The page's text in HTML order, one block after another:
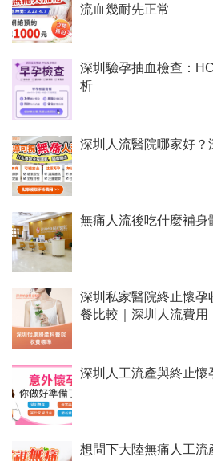
流血幾耐先正常
深圳驗孕抽血檢查：
析
深圳人流醫院哪家好？
無痛人流後吃什麼補身
深圳私家醫院終止懷孕
餐比較｜深圳人流費用
深圳人工流產與終止懷
想問下大陸無痛人工流